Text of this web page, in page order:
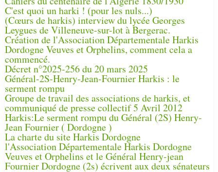
C'est quoi un harki ! (pour les nuls...)
(Cœurs de harkis) interview du lycée Georges
Leygues de Villeneuve-sur-lot à Bergerac.
Création de l'Association Départementale Harkis
Dordogne Veuves et Orphelins, comment cela a
commencé.
Décret n°2025-256 du 20 mars 2025
Général-2S-Henry-Jean-Fournier Harkis : le
serment rompu
Groupe de travail des associations de harkis, et
communiqué de presse collectif 5 Avril 2012
Harkis:Le serment rompu du Général (2S) Henry-
Jean Fournier ( Dordogne )
La charte du site Harkis Dordogne
l'Association Départementale Harkis Dordogne
Veuves et Orphelins et le Général Henry-jean
Fournier Dordogne (2s) écrivent aux deux sénateurs